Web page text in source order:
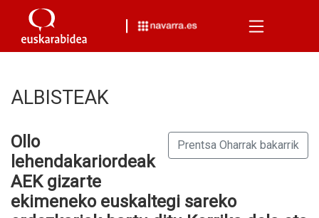
Menu
ALBISTEAK
Prentsa Oharrak bakarrik
Ollo
lehendakariordeak
AEK gizarte
ekimeneko euskaltegi sareko